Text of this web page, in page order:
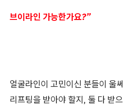
브이라인 가능한가요?”
얼굴라인이 고민이신 분들이 울
리프팅을 받아야 할지, 둘 다 받